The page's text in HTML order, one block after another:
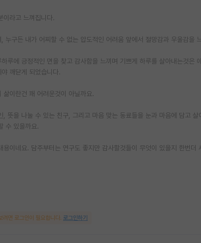
라고 느껴집니다.
누구든 내가 어찌할 수 없는 압도적인 어려움 앞에서 절망감과 우울감을
루에 긍정적인 면을 찾고 감사함을 느끼며 기쁘게 하루를 살아내는것은
깨닫게 되었습니다.
삶이란건 꽤 어려운것이 아닐까요.
, 뜻을 나눌 수 있는 친구, 그리고 마음 맞는 동료들을 눈과 마음에 담고
수 있을까요.
용이네요. 담주부터는 연구도 좋지만 감사할것들이 무엇이 있을지 한번더
려면 로그인이 필요합니다. 로그인하기